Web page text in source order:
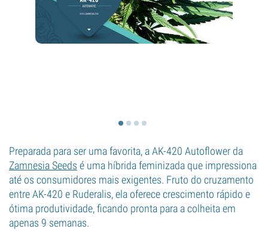
Preparada para ser uma favorita, a AK-420 Autoflower da
Zamnesia Seeds é uma híbrida feminizada que impressiona
até os consumidores mais exigentes. Fruto do cruzamento
entre AK-420 e Ruderalis, ela oferece crescimento rápido e
ótima produtividade, ficando pronta para a colheita em
apenas 9 semanas.